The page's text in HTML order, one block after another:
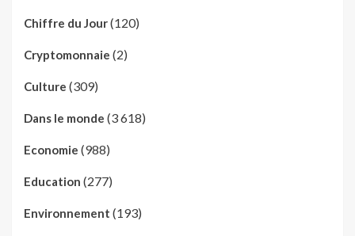
Chiffre du Jour(120)
Cryptomonnaie (2)
Culture (309)
Dans le monde (3 618)
Economie (988)
Education (277)
Environnement (193)